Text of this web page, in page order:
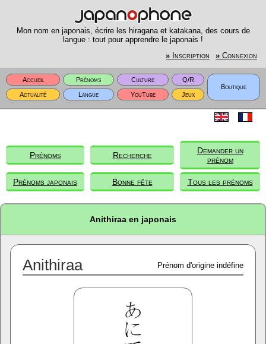
Mon nom en japonais, écrire les hiragana et katakana, des cours de
langue : tout pour apprendre le japonais !
» Inscription » Connexion
Accueil Prénoms Culture
Q/R
Boutique
Actualité
Langue YouTube Jeux
Prénoms Recherche
Demander un
prénom
Prénoms japonais Bonne fête Tous les prénoms
Anithiraa en japonais
Anithiraa Prénom d'origine indéfine